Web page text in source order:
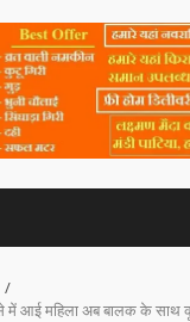
में आई महिला अब बालक के साथ